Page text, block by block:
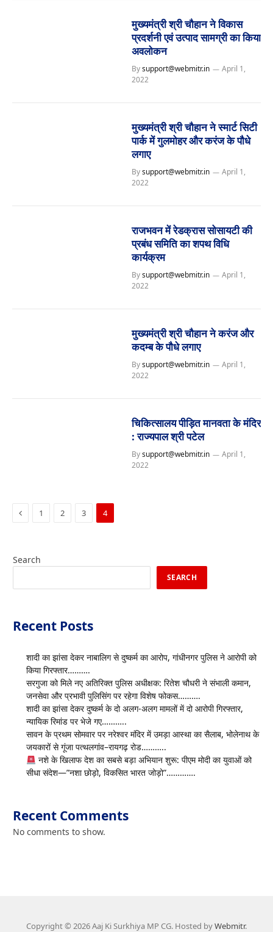
मुख्यमंत्री श्री चौहान ने विकास
प्रदर्शनी एवं उत्पाद सामग्री का किया
अवलोकन
By support@webmitr.in
April 1,
2022
मुख्यमंत्री श्री चौहान ने स्मार्ट सिटी
पार्क में गुलमोहर और करंज के पौधे
लगाए
By support@webmitr.in
April 1,
2022
राजभवन में रेडक्रास सोसायटी की
प्रबंध समिति का शपथ विधि
कार्यक्रम
By support@webmitr.in
April 1,
2022
मुख्यमंत्री श्री चौहान ने करंज और
कदम्ब के पौधे लगाए
By support@webmitr.in
April 1,
2022
चिकित्सालय पीड़ित मानवता के मंदिर
: राज्यपाल श्री पटेल
By support@webmitr.in
April 1,
2022
Previous
1 2 3 4
Search
SEARCH
Recent Posts
शादी का झांसा देकर नाबालिग से दुष्कर्म का आरोप, गांधीनगर पुलिस ने आरोपी को
किया गिरफ्तार……….
सरगुजा को मिले नए अतिरिक्त पुलिस अधीक्षक: रितेश चौधरी ने संभाली कमान,
जनसेवा और प्रभावी पुलिसिंग पर रहेगा विशेष फोकस……….
शादी का झांसा देकर दुष्कर्म के दो अलग-अलग मामलों में दो आरोपी गिरफ्तार,
न्यायिक रिमांड पर भेजे गए………..
सावन के प्रथम सोमवार पर नरेश्वर मंदिर में उमड़ा आस्था का सैलाब, भोलेनाथ के
जयकारों से गूंजा पत्थलगांव–रायगढ़ रोड………..
नशे के खिलाफ देश का सबसे बड़ा अभियान शुरू: पीएम मोदी का युवाओं को
सीधा संदेश—”नशा छोड़ो, विकसित भारत जोड़ो”………….
Recent Comments
No comments to show.
Copyright © 2026 Aaj Ki Surkhiya MP CG. Hosted byWebmitr.